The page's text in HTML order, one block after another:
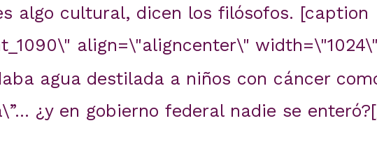
algo cultural, dicen los filósofos. [caption
align=\"aligncenter\"
agua destilada a niños con cáncer
¿y en gobierno federal nadie se